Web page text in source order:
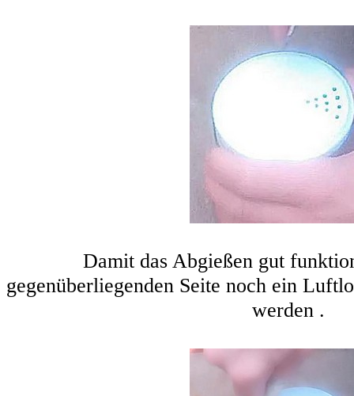
Damit das Abgießen gut
gegenüberliegenden Seite noch ein
werden .